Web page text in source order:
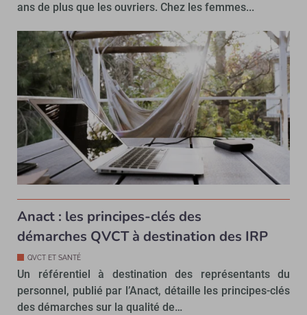
ans de plus que les ouvriers. Chez les femmes...
Anact : les principes-clés des
démarches QVCT à destination des IRP
QVCT ET SANTÉ
Un référentiel à destination des représentants du
personnel, publié par l’Anact, détaille les principes-clés
des démarches sur la qualité de…